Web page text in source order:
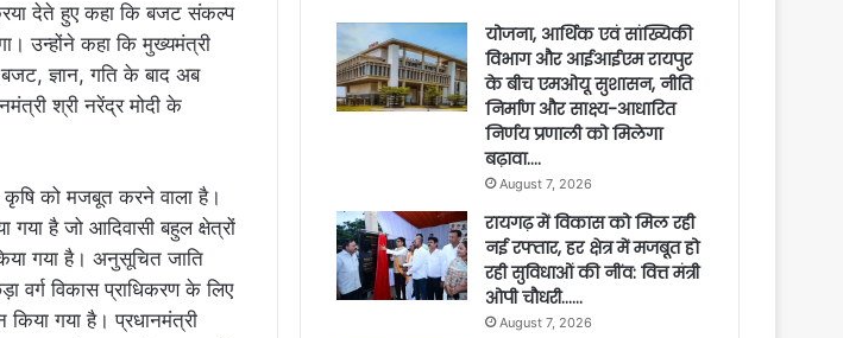
देते हुए कहा कि बजट संकल्प
उन्होंने कहा कि मुख्यमंत्री
बजट, ज्ञान, गति के बाद अब
श्री नरेंद्र मोदी के
को मजबूत करने वाला है।
है जो आदिवासी बहुल क्षेत्रों
गया है। अनुसूचित जाति
वर्ग विकास प्राधिकरण के लिए
किया गया है। प्रधानमंत्री
योजना, आर्थिक एवं सांख्यिकी
विभाग और आईआईएम रायपुर
के बीच एमओयू सुशासन, नीति
निर्माण और साक्ष्य-आधारित
निर्णय प्रणाली को मिलेगा
बढ़ावा….
August 7, 2026
रायगढ़ में विकास को मिल रही
नई रफ्तार, हर क्षेत्र में मजबूत हो
रही सुविधाओं की नींव: वित्त मंत्री
ओपी चौधरी……
August 7, 2026